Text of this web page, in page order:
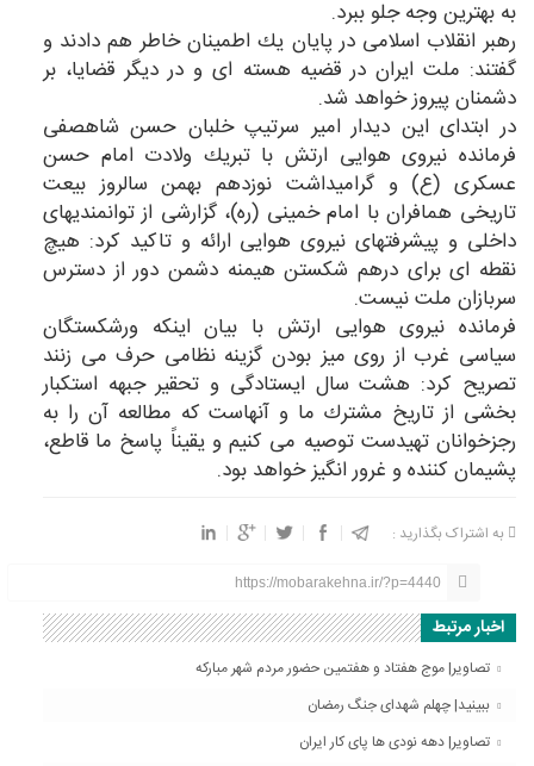
به بهترین وجه جلو ببرد.
رهبر انقلاب اسلامی در پایان یك اطمینان خاطر هم دادند و
گفتند: ملت ایران در قضیه هسته ای و در دیگر قضایا، بر
دشمنان پیروز خواهد شد.
در ابتدای این دیدار امیر سرتیپ خلبان حسن شاهصفی
فرمانده نیروی هوایی ارتش با تبریك ولادت امام حسن
عسكری (ع) و گرامیداشت نوزدهم بهمن سالروز بیعت
تاریخی همافران با امام خمینی (ره)، گزارشی از توانمندیهای
داخلی و پیشرفتهای نیروی هوایی ارائه و تاكید كرد: هیچ
نقطه ای برای درهم شكستن هیمنه دشمن دور از دسترس
سربازان ملت نیست.
فرمانده نیروی هوایی ارتش با بیان اینكه ورشكستگان
سیاسی غرب از روی میز بودن گزینه نظامی حرف می زنند
تصریح كرد: هشت سال ایستادگی و تحقیر جبهه استكبار
بخشی از تاریخ مشترك ما و آنهاست كه مطالعه آن را به
رجزخوانان تهیدست توصیه می كنیم و یقیناً پاسخ ما قاطع،
پشیمان كننده و غرور انگیز خواهد بود.
به اشتراک بگذارید :
https://mobarakehna.ir/?p=4440
اخبار مرتبط
تصاویر| موج هفتاد و هفتمین حضور مردم شهر مبارکه
ببینید| چهلم شهدای جنگ رمضان
تصاویر| دهه نودی ها پای کار ایران